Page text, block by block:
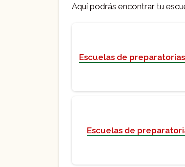
Aquí podrás encontrar tu
Escuelas de
Escuelas de